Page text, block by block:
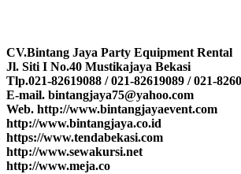
CV.Bintang Jaya Party Equipment Rental
Jl. Siti I No.40 Mustikajaya Bekasi
Tlp.021-82619088 / 021-82619089 / 021-
E-mail. bintangjaya75@yahoo.com
Web. http://www.bintangjayaevent.com
http://www.bintangjaya.co.id
https://www.tendabekasi.com
http://www.sewakursi.net
http://www.meja.co